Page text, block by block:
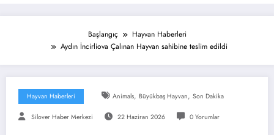
Başlangıç
Hayvan Haberleri
Aydın İncirliova Çalınan Hayvan sahibine teslim edildi
Hayvan Haberleri Animals, Büyükbaş Hayvan, Son Dakika
Silover Haber Merkezi 22 Haziran 2026 0 Yorumlar